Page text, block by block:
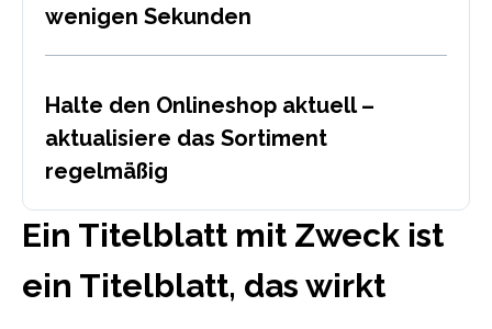
wenigen Sekunden
Halte den Onlineshop aktuell –
aktualisiere das Sortiment
regelmäßig
Ein Titelblatt mit Zweck ist
ein Titelblatt, das wirkt